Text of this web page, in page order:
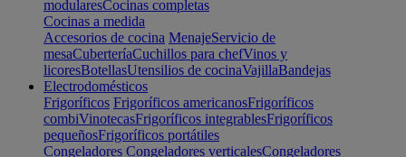
modularesCocinas completas
Cocinas a medida
Accesorios de cocina MenajeServicio de
mesaCuberteríaCuchillos para chefVinos y
licoresBotellasUtensilios de cocinaVajillaBandejas
Electrodomésticos
Frigoríficos Frigoríficos americanosFrigoríficos
combiVinotecasFrigoríficos integrablesFrigoríficos
pequeñosFrigoríficos portátiles
Congeladores Congeladores verticalesCongeladores